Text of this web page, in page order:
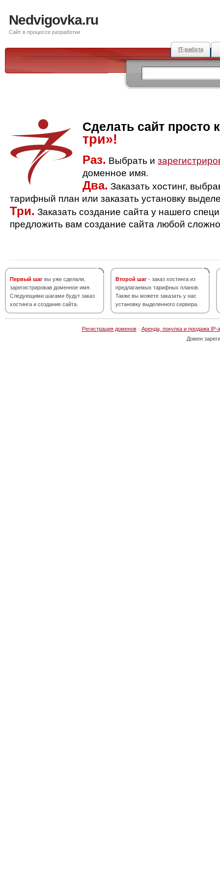
Nedvigovka.ru
Сайт в процессе разработки
IT-работа
Сделать сайт просто
три»!
Раз. Выбрать и
доменное имя.
Два. Заказать хостинг,
тарифный план или заказать установку
Три. Заказать создание сайта у нашего
предложить вам создание сайта любой
Первый шаг вы уже сделали,
зарегистрировав доменное имя.
Следующими шагами будут заказ
хостинга и создание сайта.
Второй шаг - заказ хостинга из
предлагаемых тарифных планов.
Также вы можете заказать у нас
установку выделенного сервера.
Регистрация доменов· Аренда, покупка и продажа IP-
Домен